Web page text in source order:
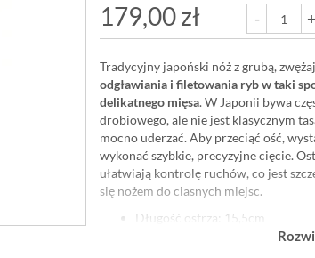
179,00 zł - +
Tradycyjny japoński nóż z grubą,
odgławiania i filetowania ryb w taki
delikatnego mięsa. W Japonii bywa
drobiowego, ale nie jest klasycznym
mocno uderzać. Aby przeciąć ość,
wykonać szybkie, precyzyjne cięcie.
ułatwiają kontrolę ruchów, co jest
się nożem do ciasnych miejsc.
Długość ostrza: 15,5cm
Materiał: stal wysokowęglowa